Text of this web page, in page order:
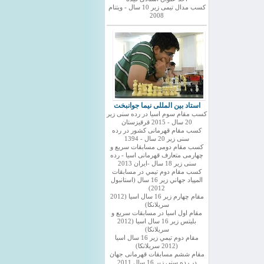
کسب مدال تیمی زیر 10 سال - ویتنام
2008
استاد بین المللی نیما جوانبخت
کسب مقام سوم اسیا در رده سنی زیر
20 سال - 2015 قرقیزستان
کسب مقام قهرمانی کشور در رده
سنی زیر 20 سال - 1394
کسب مقام دومی مسابقات سریع و
چهارمی متعارف قهرمانی اسیا - رده
سنی زیر 18 سال -ایران 2013
كسب مقام دوم تيمي در مسابقات
المپياد جهاني زير 16 سال (استانبول
2012)
مقام چهارم زير 16 سال اسيا (2012
سريلانكا)
مقام اول اسيا در مسابقات سريع و
بليتس زير 16 سال اسيا (2012
سريلانكا)
مقام دوم تيمي زير 16 سال اسيا
(2012 سريلانكا)
مقام ششم مسابقات قهرمانی جهان
در رده سنی زیر 16 سال 2011